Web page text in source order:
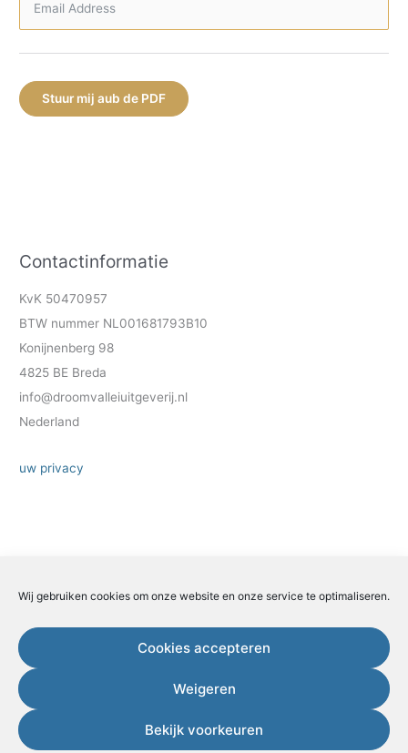
Wij gebruiken cookies om onze website en onze service te optimaliseren.
Cookies accepteren
Weigeren
Bekijk voorkeuren
Stuur mij aub de PDF
Contactinformatie
KvK 50470957
BTW nummer NL001681793B10
Konijnenberg 98
4825 BE Breda
info@droomvalleiuitgeverij.nl
Nederland
uw privacy
Zoeken
KvK 50470957 – BTW nummer NL001681793B10 – Postadres